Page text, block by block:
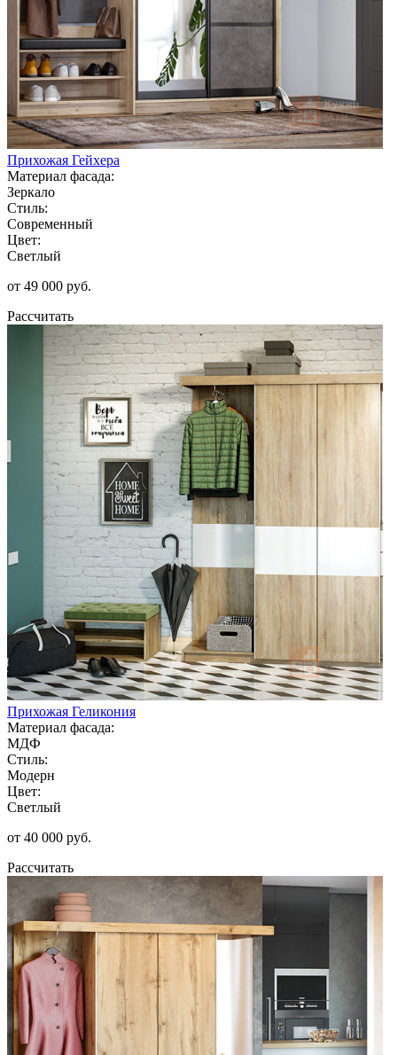
Прихожая Гейхера
Материал фасада:
Зеркало
Стиль:
Современный
Цвет:
Светлый
от 49 000 руб.
Рассчитать
Прихожая Геликония
Материал фасада:
МДФ
Стиль:
Модерн
Цвет:
Светлый
от 40 000 руб.
Рассчитать